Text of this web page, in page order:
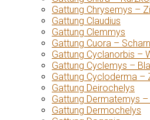
Gattung Chrysemys –
Gattung Claudius
Gattung Clemmys
Gattung Cuora –
Gattung Cyclanorbis –
Gattung Cyclemys –
Gattung Cycloderma –
Gattung Deirochelys
Gattung Dermatemys
Gattung Dermochelys